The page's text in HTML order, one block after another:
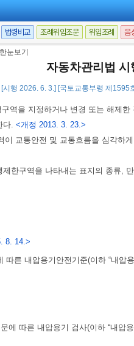
법령비교 조례위임조문 위임조례 음
한눈보기
자동차관리법 시
[시행 2026. 6. 3.] [국토교통부령 제1595
에 따라 사전에 관련내용
한다. 이 경우 지정권자는 충분한
의견이 있는 자는 지정권자에게
역을 지정하거나 변경 또는 해제한
다. <개정 2013. 3. 23.>
교통안전 및 교통흐름을 심각하
한구역을 나타내는 표지의 종류,
8. 14.>
따른 내압용기안전기준(이하 “내압
에 따른 내압용기 검사(이하 “내압